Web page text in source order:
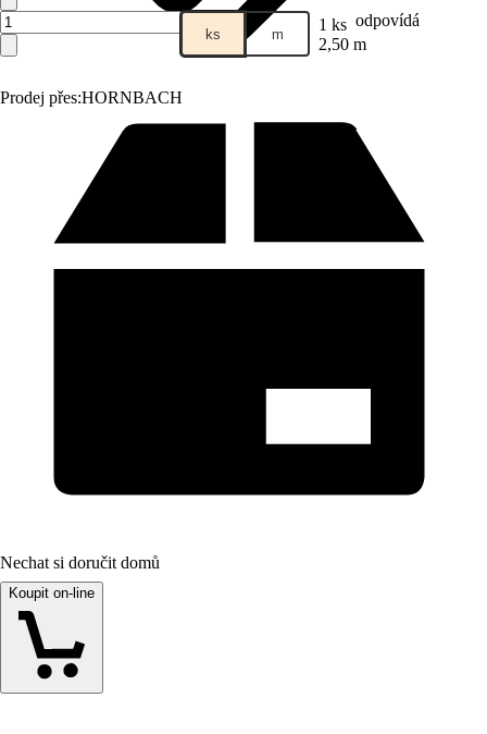
Prodej přes:HORNBACH
ks m 1 ks odpovídá
2,50 m
Nechat si doručit domů
Koupit on-line